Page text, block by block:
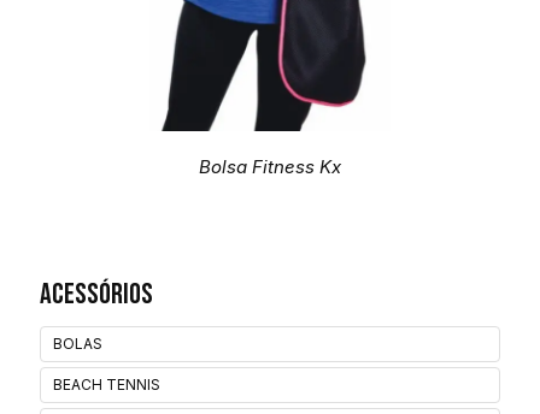
Acessórios
BOLAS
BEACH TENNIS
Bolsa Fitness Kx